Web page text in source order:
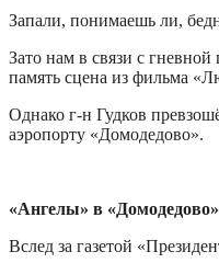
Запали, понимаешь ли,
Зато нам в связи с
память сцена из фильма
Однако г-н Гудков
аэропорту «Домодедово».
«Ангелы» в
Вслед за газетой